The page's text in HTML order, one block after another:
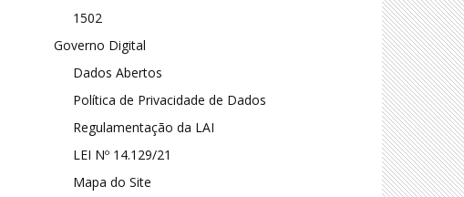
1502
Governo Digital
Dados Abertos
Política de Privacidade de Dados
Regulamentação da LAI
LEI Nº 14.129/21
Mapa do Site